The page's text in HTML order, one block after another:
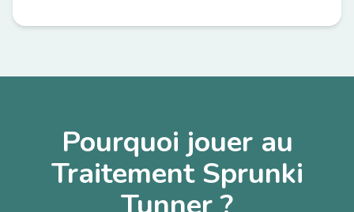
Pourquoi jouer au
Traitement Sprunki